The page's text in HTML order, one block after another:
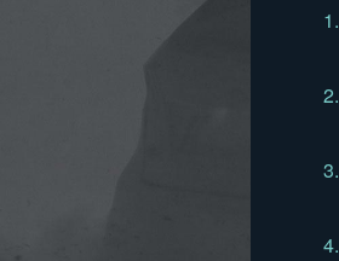
1.
2.
3.
4.